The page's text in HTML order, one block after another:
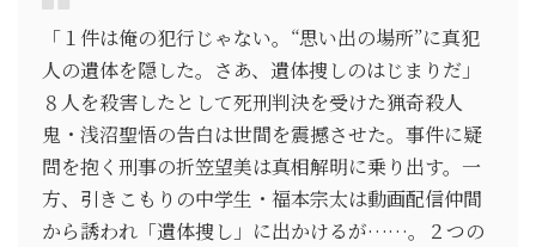
「１件は俺の犯行じゃない。“思い出の場所”に真犯
人の遺体を隠した。さあ、遺体捜しのはじまりだ」
８人を殺害したとして死刑判決を受けた猟奇殺人
鬼・浅沼聖悟の告白は世間を震撼させた。事件に疑
問を抱く刑事の折笠望美は真相解明に乗り出す。一
方、引きこもりの中学生・福本宗太は動画配信仲間
から誘われ「遺体捜し」に出かけるが……。２つの